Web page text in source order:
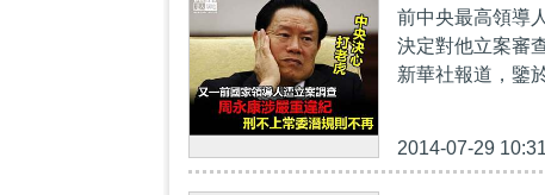
前中央最高領導
決定對他立案審
新華社報道，鑒
2014-07-29